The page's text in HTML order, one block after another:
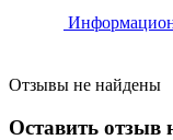
Отзывы не найдены
Оставить отзыв